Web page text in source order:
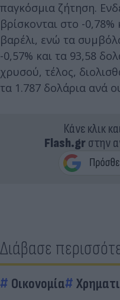
παγκόσμια ζήτηση.
βρίσκονται στο -
βαρέλι, ενώ τα
-0,57% και τα 93,58
χρυσού, τέλος,
τα 1.787 δολάρια ανά
Κάνε κλικ
Flash.grστην
Διάβασε
Οικονομία